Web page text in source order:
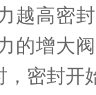
越高密
的增大
，密封开